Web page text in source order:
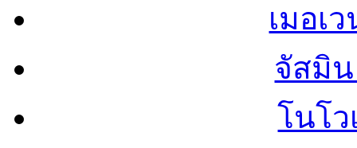
เมอเ
จัสมิ
โนโ